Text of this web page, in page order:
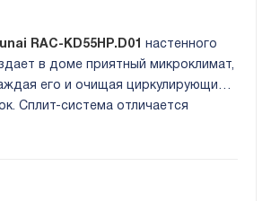
RAC- KD55 HP. D01
настенного
в доме приятный микроклимат,
его и очищая циркулирующий
Сплит-система отличается
оформления внутреннего